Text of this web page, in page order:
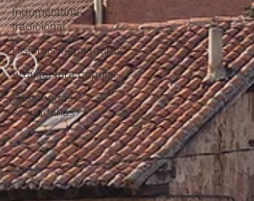
Indumentaria
tradicional
Historias inspiradoras
Arquitectura popular
Destacadas
secundarias